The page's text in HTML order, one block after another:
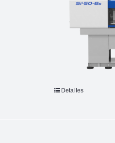
Detalles